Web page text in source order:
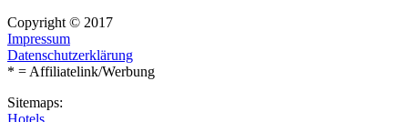
Copyright © 2017
Impressum
Datenschutzerklärung
* = Affiliatelink/Werbung
Sitemaps:
Hotels